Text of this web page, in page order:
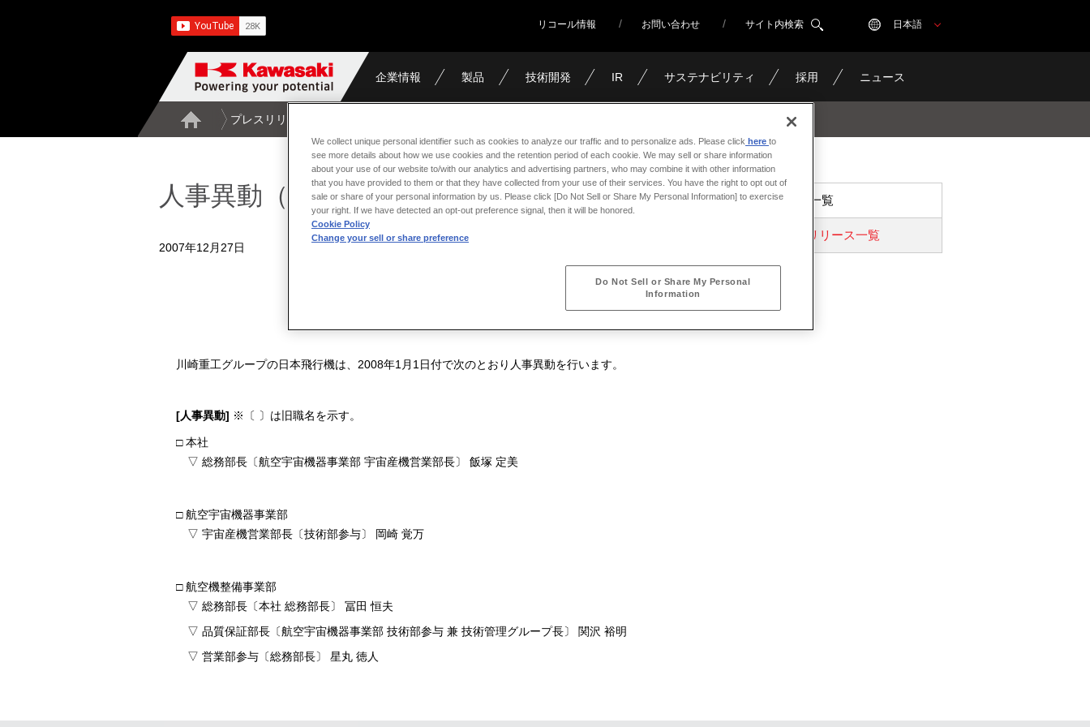
リコール情報 お問い合わせ サイト内検索 日本語
企業情報 製品 技術開発 IR サステナビリティ 採用 ニュース
プレスリリース一覧
人事異動（日本飛行機）
2007年12月27日
川崎重工グループの日本飛行機は、2008年1月1日付で次のとおり人事異動を行います。
[人事異動] ※〔 〕は旧職名を示す。
□ 本社
▽ 総務部長〔航空宇宙機器事業部 宇宙産機営業部長〕 飯塚 定美
□ 航空宇宙機器事業部
▽ 宇宙産機営業部長〔技術部参与〕 岡崎 覚万
□ 航空機整備事業部
▽ 総務部長〔本社 総務部長〕 冨田 恒夫
▽ 品質保証部長〔航空宇宙機器事業部 技術部参与 兼 技術管理グループ長〕 関沢 裕明
▽ 営業部参与〔総務部長〕 星丸 徳人
ニュース一覧
プレスリリース一覧
We collect unique personal identifier such as cookies to analyze our traffic and to personalize ads. Please click here to
see more details about how we use cookies and the retention period of each cookie. We may sell or share information
about your use of our website to/with our analytics and advertising partners, who may combine it with other information
that you have provided to them or that they have collected from your use of their services. You have the right to opt out of
sale or share of your personal information by us. Please click [Do Not Sell or Share My Personal Information] to exercise
your right. If we have detected an opt-out preference signal, then it will be honored.
Cookie Policy
Change your sell or share preference
Do Not Sell or Share My Personal
Information